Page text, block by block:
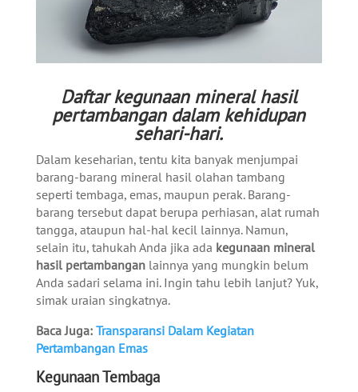
Daftar kegunaan mineral hasil
pertambangan dalam kehidupan
sehari-hari.
Dalam keseharian, tentu kita banyak menjumpai
barang-barang mineral hasil olahan tambang
seperti tembaga, emas, maupun perak. Barang-
barang tersebut dapat berupa perhiasan, alat rumah
tangga, ataupun hal-hal kecil lainnya. Namun,
selain itu, tahukah Anda jika ada kegunaan mineral
hasil pertambanganlainnya yang mungkin belum
Anda sadari selama ini. Ingin tahu lebih lanjut? Yuk,
simak uraian singkatnya.
Baca Juga: Transparansi Dalam Kegiatan
Pertambangan Emas
Kegunaan Tembaga